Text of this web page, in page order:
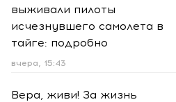
выживали пилоты
исчезнувшего самолета в
тайге: подробно
вчера, 15:43
Вера, живи! За жизнь